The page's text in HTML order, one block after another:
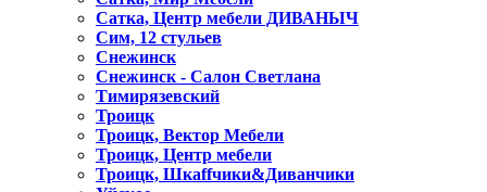
Сатка, Центр мебели ДИВАНЫЧ
Сим, 12 стульев
Снежинск
Снежинск - Салон Светлана
Тимирязевский
Троицк
Троицк, Вектор Мебели
Троицк, Центр мебели
Троицк, Шкаffчики&Диванчики